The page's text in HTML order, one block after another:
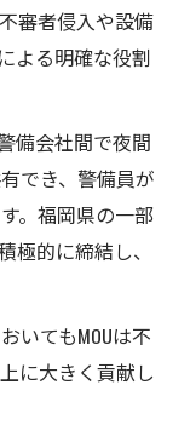
審者侵入や設備
よる明確な役割
備会社間で夜間
でき、警備員が
。福岡県の一部
極的に締結し、
いてもMOUは不
に大きく貢献し